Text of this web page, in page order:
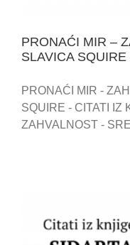
PRONAĆI MIR –
SLAVICA
PRONAĆI MIR -
SQUIRE - CITATI IZ
ZAHVALNOST -